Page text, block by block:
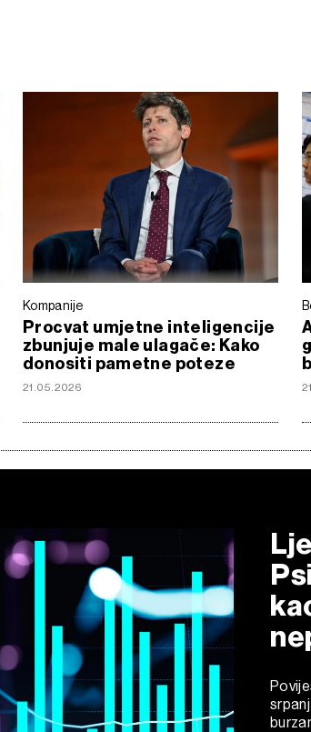
Kompanije
Procvat umjetne inteligencije
zbunjuje male ulagače: Kako
donositi pametne poteze
21.05.2026